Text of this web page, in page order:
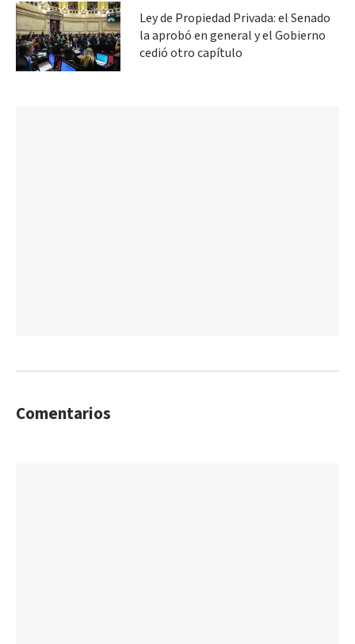
Ley de Propiedad Privada: el Senado
la aprobó en general y el Gobierno
cedió otro capítulo
Comentarios